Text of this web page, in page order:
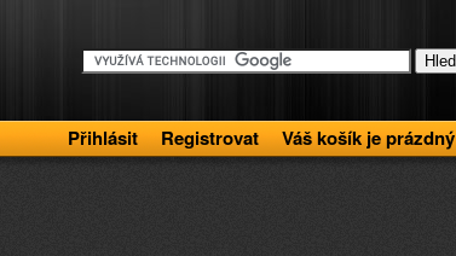
Přihlásit Registrovat Váš košík je prázdný